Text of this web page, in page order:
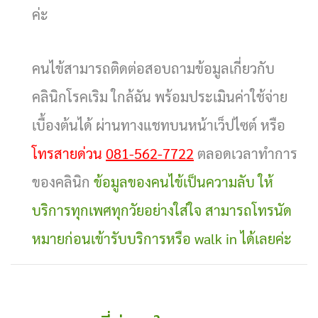
ค่ะ
คนไข้สามารถติดต่อสอบถามข้อมูลเกี่ยวกับ
คลินิกโรคเริม ใกล้ฉัน พร้อมประเมินค่าใช้จ่าย
เบื้องต้นได้ ผ่านทางแชทบนหน้าเว็ปไซต์ หรือ
โทรสายด่วน 081-562-7722 ตลอดเวลาทำการ
ของคลินิก ข้อมูลของคนไข้เป็นความลับ ให้
บริการทุกเพศทุกวัยอย่างใส่ใจ สามารถโทรนัด
หมายก่อนเข้ารับบริการหรือ walk in ได้เลยค่ะ